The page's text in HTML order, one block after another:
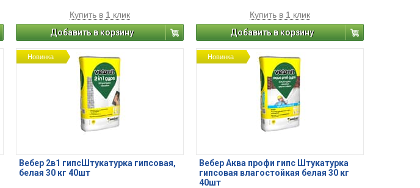
Купить в 1 клик
Добавить в корзину
Купить в 1 клик
Добавить в корзину
Новинка
Вебер 2в1 гипсШтукатурка гипсовая,
белая 30 кг 40шт
Новинка
Вебер Аква профи гипс Штукатурка
гипсовая влагостойкая белая 30 кг
40шт